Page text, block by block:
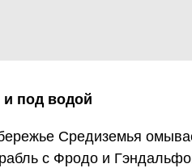
под водой
Средиземья
с Фродо и